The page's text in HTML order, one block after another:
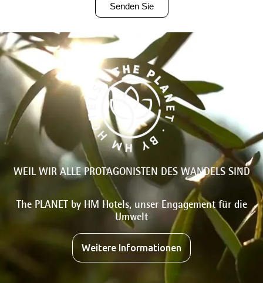
Senden Sie
WEIL WIR ALLE PROTAGONISTEN DES WANDELS SIND
The PLANET by HM Hotels, unser Engagement für die
Umwelt
Weitere Informationen